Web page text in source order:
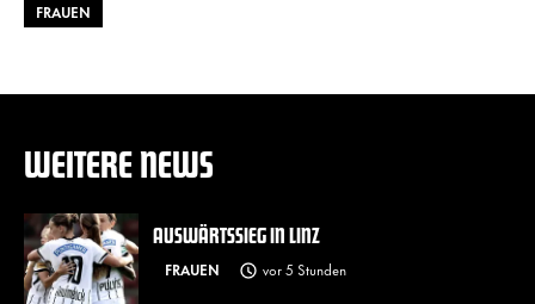
FRAUEN
WEITERE NEWS
AUSWÄRTSSIEG IN LINZ
FRAUEN vor 5 Stunden